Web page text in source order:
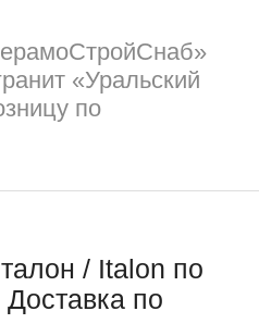
«Уральский
по
/ Italon по
по